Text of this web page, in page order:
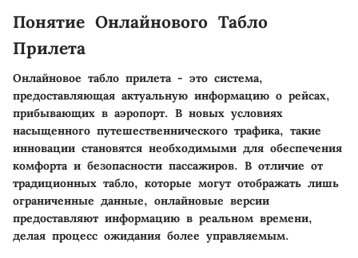
Понятие Онлайнового Табло
Прилета
Онлайновое табло прилета - это система,
предоставляющая актуальную информацию о рейсах,
прибывающих в аэропорт. В новых условиях
насыщенного путешественнического трафика, такие
инновации становятся необходимыми для обеспечения
комфорта и безопасности пассажиров. В отличие от
традиционных табло, которые могут отображать лишь
ограниченные данные, онлайновые версии
предоставляют информацию в реальном времени,
делая процесс ожидания более управляемым.